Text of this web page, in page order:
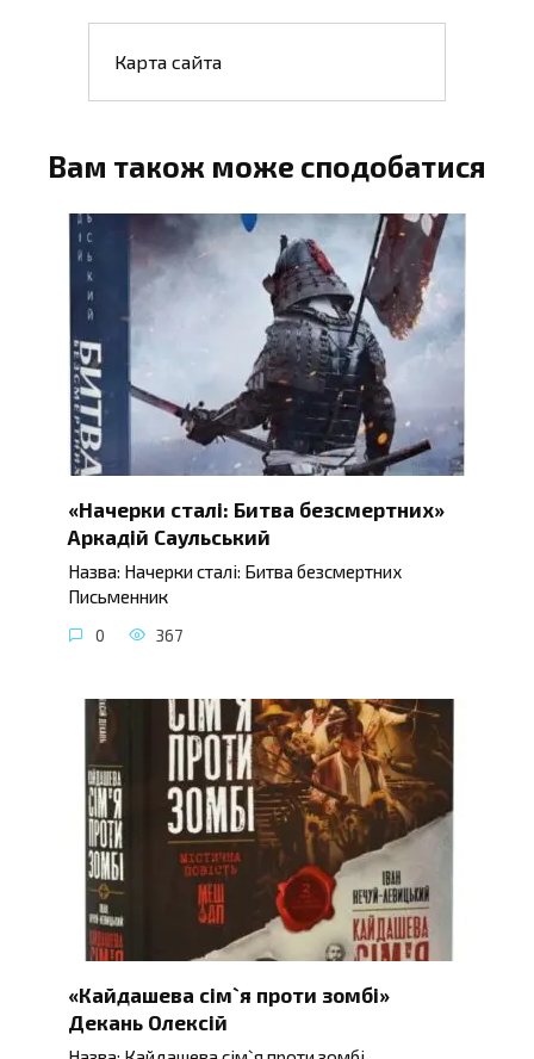
Карта сайта
Вам також може сподобатися
«Начерки сталі: Битва безсмертних»
Аркадій Саульський
Назва: Начерки сталі: Битва безсмертних
Письменник
0 367
«Кайдашева сім`я проти зомбі»
Декань Олексій